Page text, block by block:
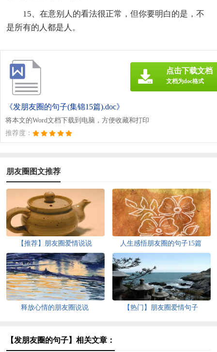
15、在意别人的看法很正常，但你要明白的是，不
是所有的人都是人。
《发朋友圈的句子(集锦15篇).doc》
将本文的Word文档下载到电脑，方便收藏和打印
推荐度：
点击下载文档
文档为doc格式
朋友圈图文推荐
【推荐】朋友圈爱情说说 人生感悟朋友圈的句子15篇
释放心情的朋友圈说说 【热门】朋友圈爱情句子
【发朋友圈的句子】相关文章：